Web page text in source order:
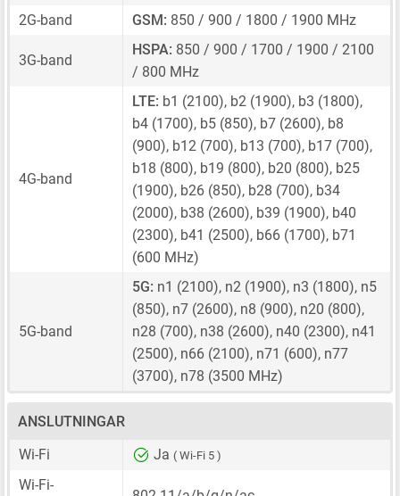
2G-band
GSM: 850 / 900 / 1800 / 1900 MHz
3G-band
HSPA: 850 / 900 / 1700 / 1900 / 2100
/ 800 MHz
4G-band
LTE: b1 (2100), b2 (1900), b3 (1800),
b4 (1700), b5 (850), b7 (2600), b8
(900), b12 (700), b13 (700), b17 (700),
b18 (800), b19 (800), b20 (800), b25
(1900), b26 (850), b28 (700), b34
(2000), b38 (2600), b39 (1900), b40
(2300), b41 (2500), b66 (1700), b71
(600 MHz)
5G-band
5G: n1 (2100), n2 (1900), n3 (1800), n5
(850), n7 (2600), n8 (900), n20 (800),
n28 (700), n38 (2600), n40 (2300), n41
(2500), n66 (2100), n71 (600), n77
(3700), n78 (3500 MHz)
ANSLUTNINGAR
Wi-Fi
Ja ( Wi-Fi 5 )
Wi-Fi-